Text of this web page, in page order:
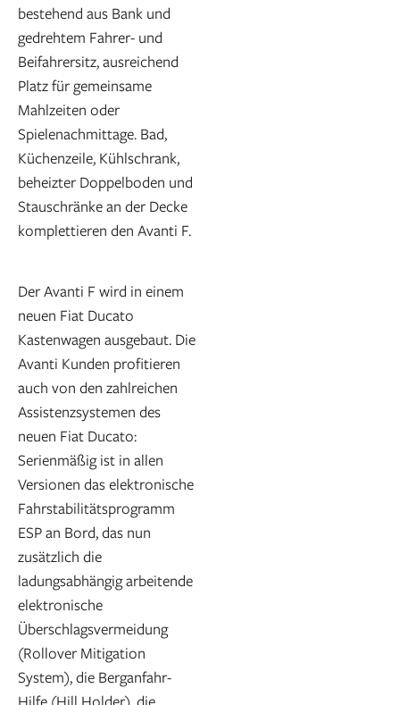
bestehend aus Bank und
gedrehtem Fahrer- und
Beifahrersitz, ausreichend
Platz für gemeinsame
Mahlzeiten oder
Spielenachmittage. Bad,
Küchenzeile, Kühlschrank,
beheizter Doppelboden und
Stauschränke an der Decke
komplettieren den Avanti F.
Der Avanti F wird in einem
neuen Fiat Ducato
Kastenwagen ausgebaut. Die
Avanti Kunden profitieren
auch von den zahlreichen
Assistenzsystemen des
neuen Fiat Ducato:
Serienmäßig ist in allen
Versionen das elektronische
Fahrstabilitätsprogramm
ESP an Bord, das nun
zusätzlich die
ladungsabhängig arbeitende
elektronische
Überschlagsvermeidung
(Rollover Mitigation
System), die Berganfahr-